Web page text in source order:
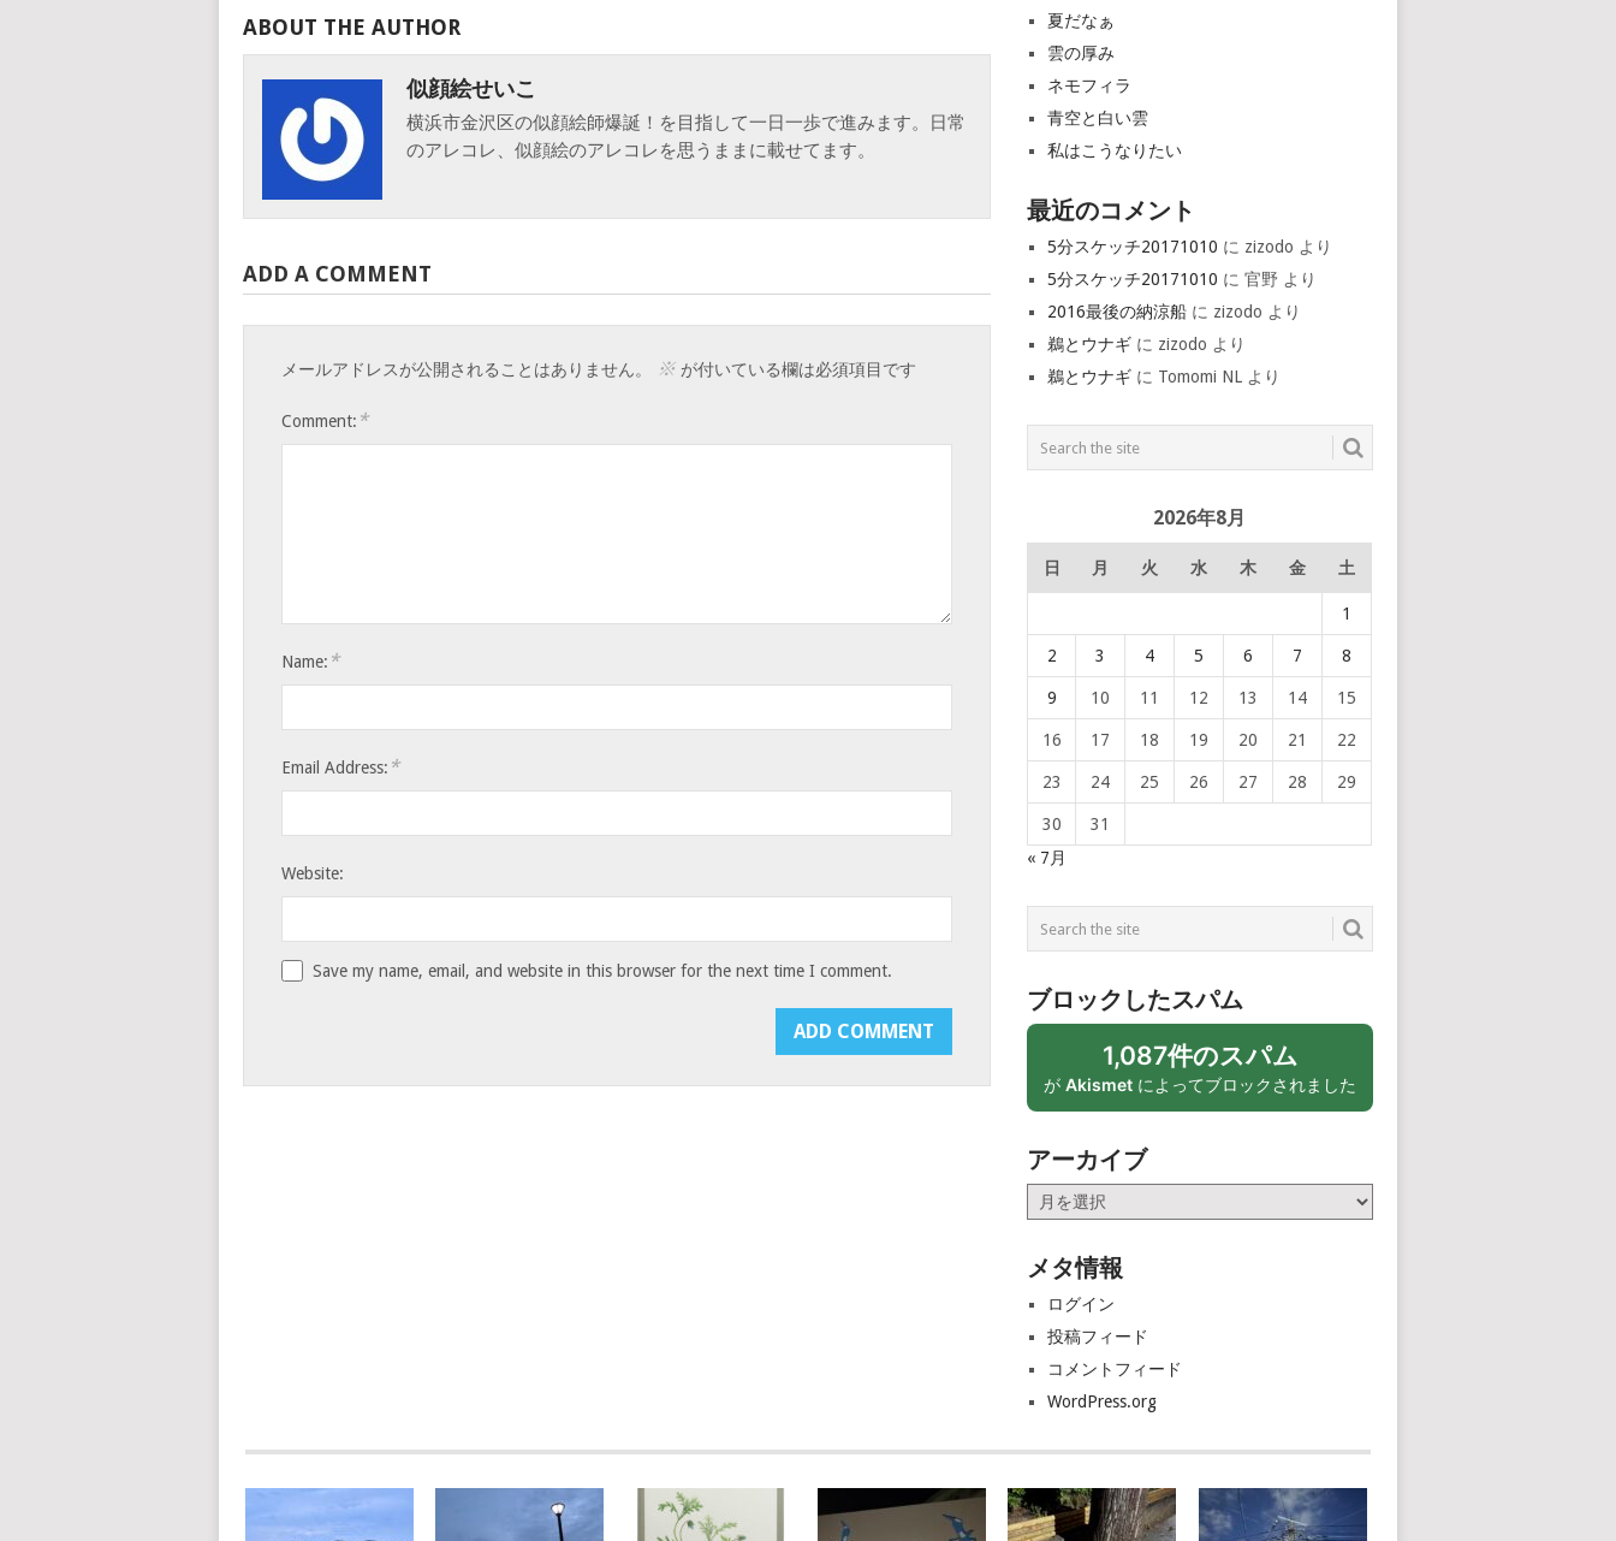
ABOUT THE AUTHOR
似顔絵せいこ
横浜市金沢区の似顔絵師爆誕！を目指して一日一歩で進みます。日常
のアレコレ、似顔絵のアレコレを思うままに載せてます。
ADD A COMMENT
メールアドレスが公開されることはありません。 ※ が付いている欄は必須項目です
Comment: *
Name: *
Email Address: *
Website:
Save my name, email, and website in this browser for the next time I comment.
夏だなぁ
雲の厚み
ネモフィラ
青空と白い雲
私はこうなりたい
最近のコメント
5分スケッチ20171010 に zizodo より
5分スケッチ20171010 に官野 より
2016最後の納涼船 に zizodo より
鵜とウナギ に zizodo より
鵜とウナギ に Tomomi NL より
2026年8月
日 月 火 水 木 金 土
1
2 3 4 5 6 7 8
9 10 11 12 13 14 15
16 17 18 19 20 21 22
23 24 25 26 27 28 29
30
31
« 7月
ブロックしたスパム
1,087件のスパム
がAkismet によってブロックされました
アーカイブ
ア
ー
イ
メタ情報
ログイン
投稿フィード
コメントフィード
WordPress.org